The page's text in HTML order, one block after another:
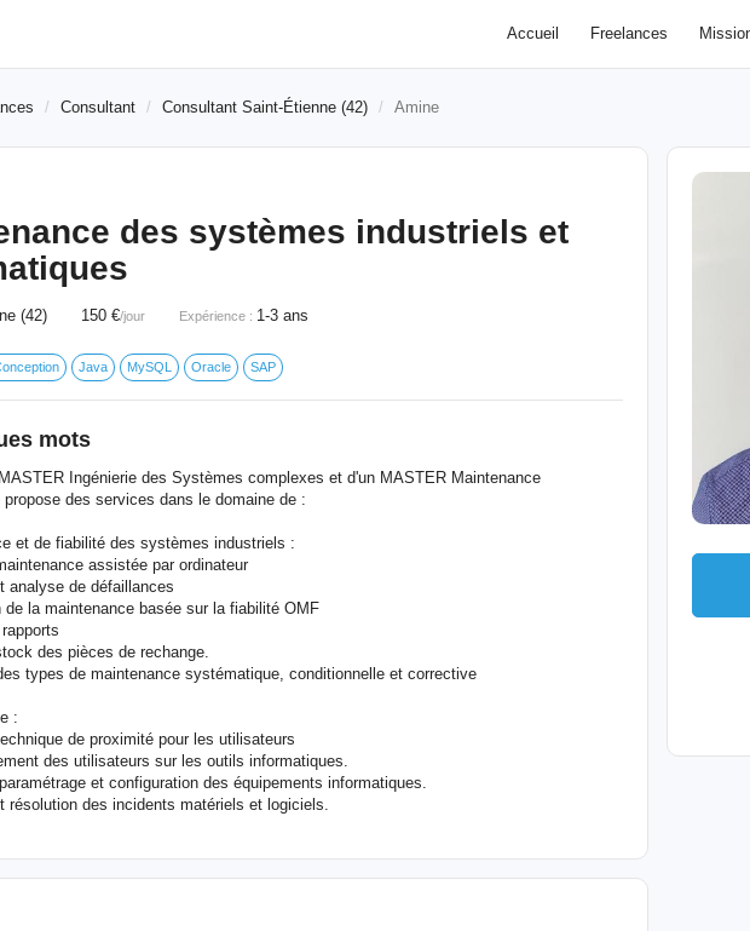
Accueil Freelances
Consultant Consultant Saint-Étienne (42) Amine
des systèmes industriels et
(42) 150 €/jour Expérience : 1-3 ans
Java MySQL Oracle SAP
mots
Ingénierie des Systèmes complexes et d'un MASTER Maintenance
des services dans le domaine de :
et de fiabilité des systèmes industriels :
assistée par ordinateur
analyse de défaillances
de la maintenance basée sur la fiabilité OMF
des pièces de rechange.
types de maintenance systématique, conditionnelle et corrective
:
de proximité pour les utilisateurs
des utilisateurs sur les outils informatiques.
et configuration des équipements informatiques.
résolution des incidents matériels et logiciels.